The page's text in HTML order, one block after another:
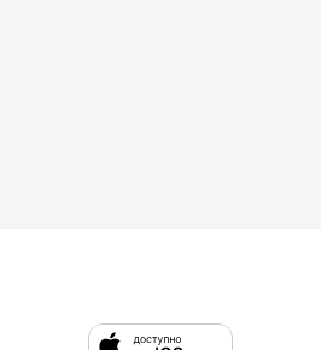
АНГЕЛОВ - МОЯ